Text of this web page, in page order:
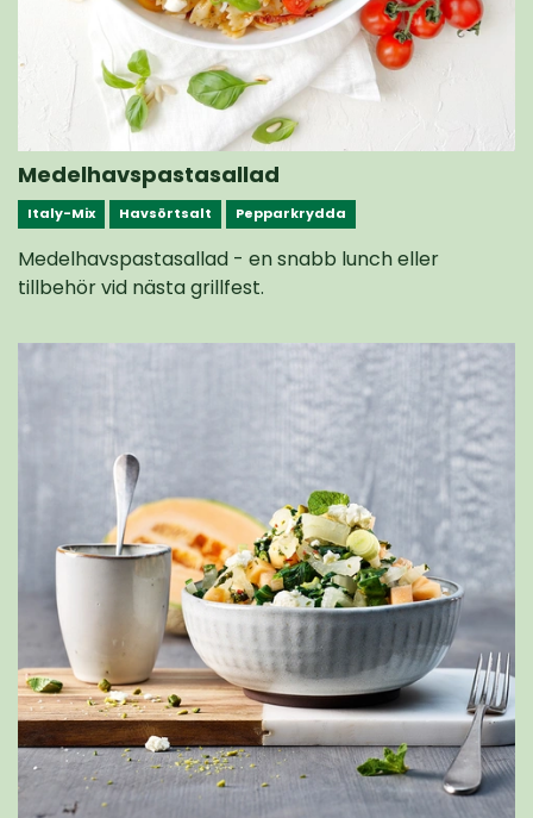
Medelhavspastasallad
Italy-Mix Havsörtsalt Pepparkrydda
Medelhavspastasallad - en snabb lunch eller
tillbehör vid nästa grillfest.